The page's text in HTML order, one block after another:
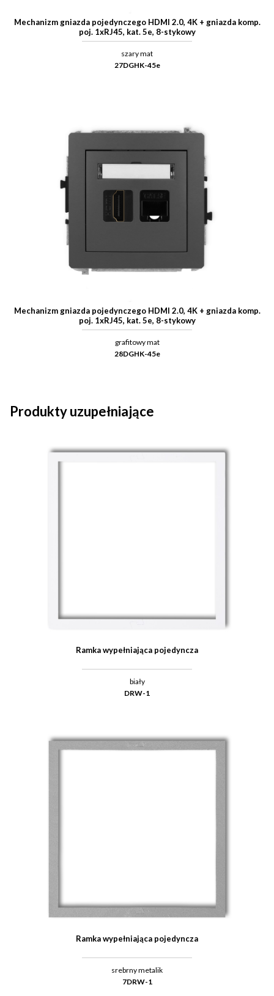
Mechanizm gniazda pojedynczego HDMI 2.0, 4K + gniazda komp.
poj. 1xRJ45, kat. 5e, 8-stykowy
szary mat
27DGHK-45e
Mechanizm gniazda pojedynczego HDMI 2.0, 4K + gniazda komp.
poj. 1xRJ45, kat. 5e, 8-stykowy
grafitowy mat
28DGHK-45e
Produkty uzupełniające
Ramka wypełniająca pojedyncza
biały
DRW-1
Ramka wypełniająca pojedyncza
srebrny metalik
7DRW-1